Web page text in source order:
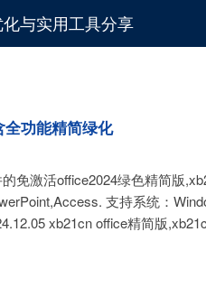
与实用工具分享
全功能精简绿化
免激活office2024绿色精简版
支持系统：
xb21cn office精简版